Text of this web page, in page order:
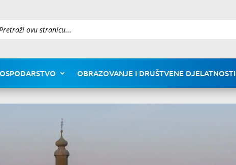
OBRAZOVANJE I DRUŠTVENE DJELATNOSTI